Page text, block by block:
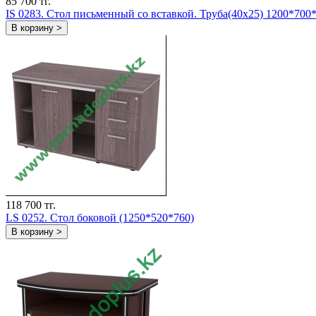
IS 0283. Стол письменный со вставкой. Труба(40х25)
В корзину >
118 700 тг.
LS 0252. Стол боковой (1250*520*760)
В корзину >